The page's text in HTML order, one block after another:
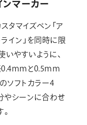
ンマーカー
タマイズペン「ア
ライン」を同時に限
やすいように、
ｍｍと0.5ｍｍ
ソフトカラー4
やシーンに合わせ